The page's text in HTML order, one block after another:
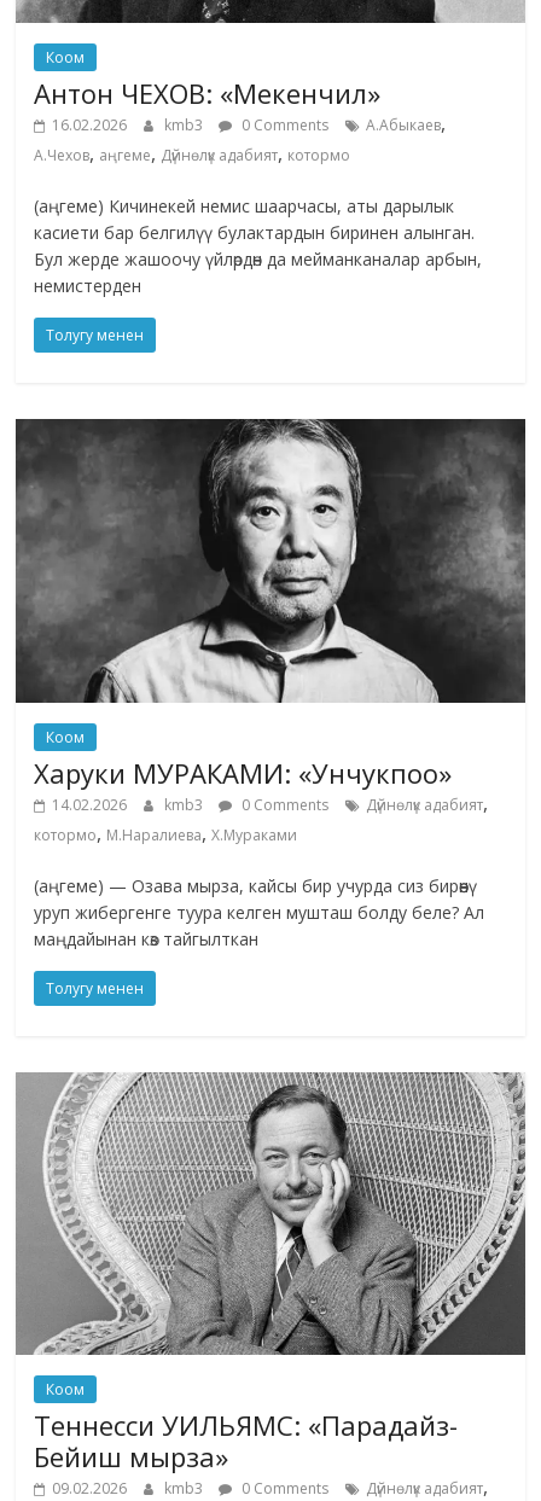
Коом
Антон ЧЕХОВ: «Мекенчил»
16.02.2026 kmb3 0 Comments А.Абыкаев,
А.Чехов, аңгеме, Дүйнөлүк адабият, котормо
(аңгеме) Кичинекей немис шаарчасы, аты дарылык
касиети бар белгилүү булактардын биринен алынган.
Бул жерде жашоочу үйлөрдөн да мейманканалар арбын,
немистерден
Толугу менен
Коом
Харуки МУРАКАМИ: «Унчукпоо»
14.02.2026 kmb3 0 Comments Дүйнөлүк адабият,
котормо, М.Наралиева,Х.Мураками
(аңгеме) — Озава мырза, кайсы бир учурда сиз бирөөнү
уруп жибергенге туура келген мушташ болду беле? Ал
маңдайынан көз тайгылткан
Толугу менен
Коом
Теннесси УИЛЬЯМС: «Парадайз-
Бейиш мырза»
09.02.2026 kmb3 0 Comments Дүйнөлүк адабият,